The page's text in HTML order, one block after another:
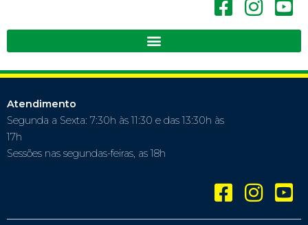
Atendimento
Segunda a Sexta: 7:30h às 11:30 e das 13:30h às
17h
Sessões nas segundas-feiras, as 18h